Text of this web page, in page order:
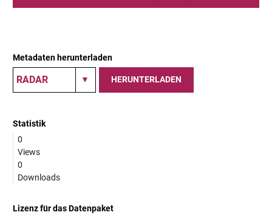
Metadaten herunterladen
HERUNTERLADEN
Statistik
0
Views
0
Downloads
Lizenz für das Datenpaket